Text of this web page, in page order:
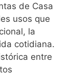
de Casa
usos que
la
cotidiana.
entre